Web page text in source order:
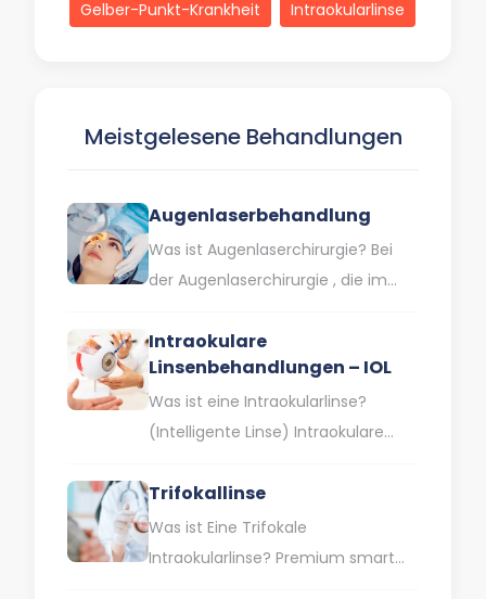
Gelber-Punkt-Krankheit
Intraokularlinse
Meistgelesene Behandlungen
Augenlaserbehandlung
Was ist Augenlaserchirurgie? Bei
der Augenlaserchirurgie , die im
Augenlaserbehandlung bezeichnet
wird , wird die Hornhaut, die…
Intraokulare
Linsenbehandlungen – IOL
Was ist eine Intraokularlinse?
(Intelligente Linse) Intraokulare
gleichzeitig Lösungen für
verschiedene Sehschwächen wie
Kurzsichtigkeit, Weitsichtigkeit
Trifokallinse
Was ist Eine Trifokale
Intraokularlinse? Premium smart